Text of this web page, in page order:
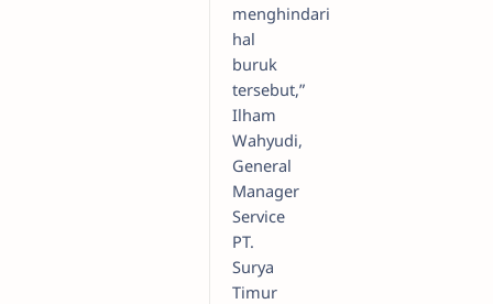
menghindari
hal
buruk
tersebut,”
Ilham
Wahyudi,
General
Manager
Service
PT.
Surya
Timur